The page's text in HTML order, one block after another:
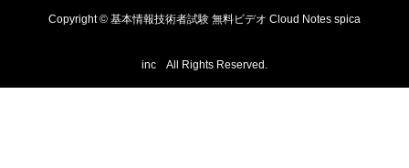
Copyright © 基本情報技術者試験 無料ビデオ Cloud Notes spica
inc All Rights Reserved.